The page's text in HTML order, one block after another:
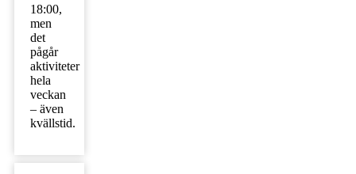
18:00,
men
det
pågår
aktiviteter
hela
veckan
– även
kvällstid.